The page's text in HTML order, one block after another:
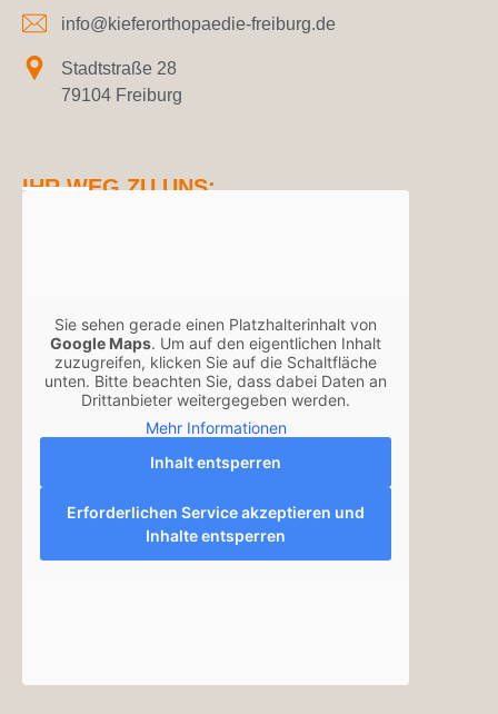
info@kieferorthopaedie-freiburg.de
Stadtstraße 28
79104 Freiburg
IHR WEG ZU UNS:
Sie sehen gerade einen Platzhalterinhalt von
Google Maps. Um auf den eigentlichen Inhalt
zuzugreifen, klicken Sie auf die Schaltfläche
unten. Bitte beachten Sie, dass dabei Daten an
Drittanbieter weitergegeben werden.
Mehr Informationen
Inhalt entsperren
Erforderlichen Service akzeptieren und
Inhalte entsperren